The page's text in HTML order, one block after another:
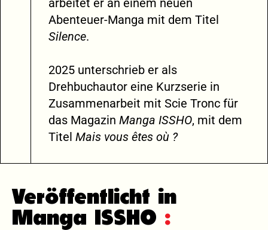
arbeitet er an einem neuen
Abenteuer-Manga mit dem Titel
Silence.
2025 unterschrieb er als
Drehbuchautor eine Kurzserie in
Zusammenarbeit mit Scie Tronc für
das Magazin Manga ISSHO, mit dem
Titel Mais vous êtes où ?
Veröffentlicht in
Manga ISSHO :